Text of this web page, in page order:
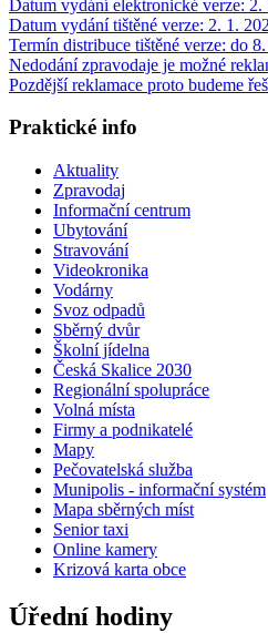
Datum vydání elektronické verze: 2.
Datum vydání tištěné verze: 2. 1.
Termín distribuce tištěné verze: do
Nedodání zpravodaje je možné
Pozdější reklamace proto budeme
Praktické info
Aktuality
Zpravodaj
Informační centrum
Ubytování
Stravování
Videokronika
Vodárny
Svoz odpadů
Sběrný dvůr
Školní jídelna
Česká Skalice 2030
Regionální spolupráce
Volná místa
Firmy a podnikatelé
Mapy
Pečovatelská služba
Munipolis - informační systém
Mapa sběrných míst
Senior taxi
Online kamery
Krizová karta obce
Úřední hodiny